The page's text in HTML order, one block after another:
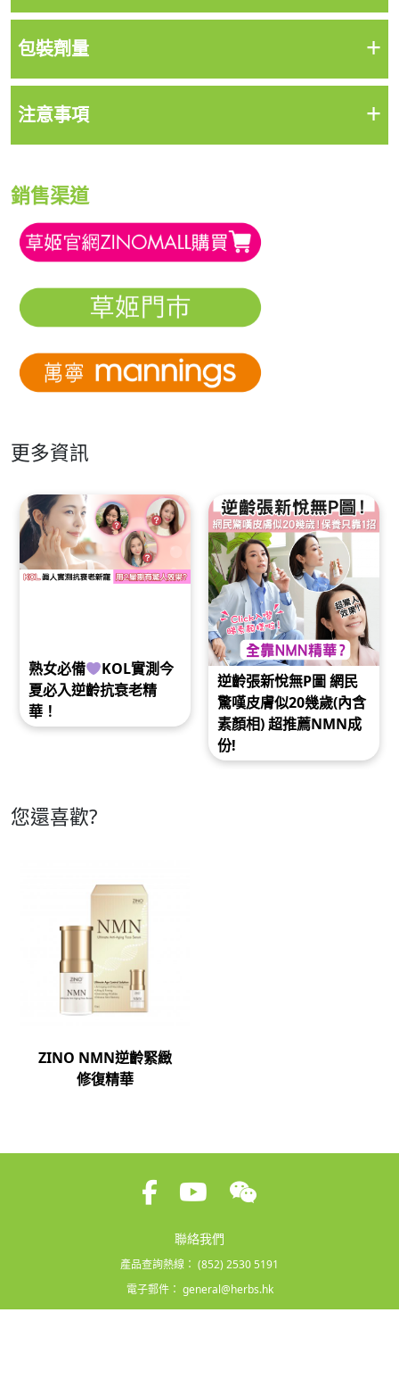
包裝劑量 +
注意事項 +
銷售渠道
更多資訊
熟女必備
KOL實測今
夏必入逆齡抗衰老精
華！
逆齡張新悅無P圖 網民
驚嘆皮膚似20幾歲(內含
素顏相) 超推薦NMN成
份!
您還喜歡?
ZINO NMN逆齡緊緻
修復精華
聯絡我們
產品查詢熱線： (852) 2530 5191
電子郵件： general@herbs.hk